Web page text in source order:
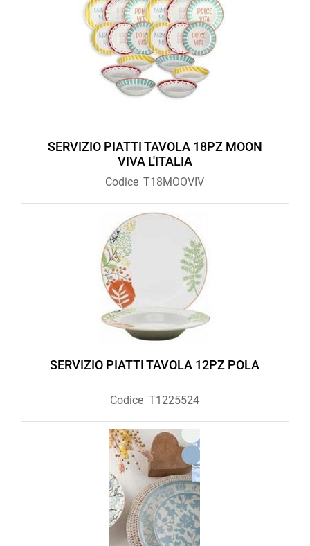
SERVIZIO PIATTI TAVOLA 18PZ MOON
VIVA L'ITALIA
Codice T18MOOVIV
SERVIZIO PIATTI TAVOLA 12PZ POLA
Codice T1225524